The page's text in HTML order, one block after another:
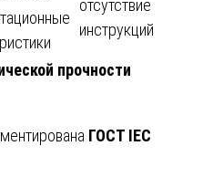
отсутствие
инструкций
прочности
ГОСТ IEC